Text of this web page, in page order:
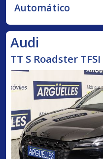
Automático
Audi
TT S Roadster